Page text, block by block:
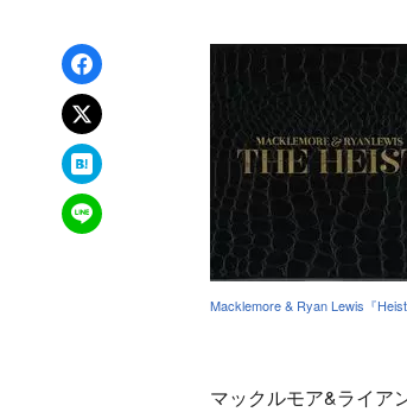
Facebookでシェア
xでポスト
はてなブックマーク
LINEで送る
Macklemore & Ryan Lewis『Heist
マックルモア&ライア